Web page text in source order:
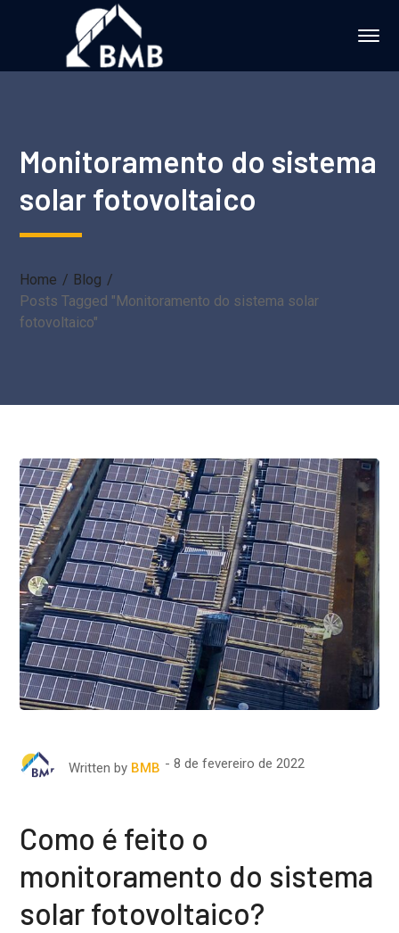
Monitoramento do sistema
solar fotovoltaico
Home
Blog
Posts Tagged "Monitoramento do sistema solar
fotovoltaico"
Written by BMB 8 de fevereiro de 2022
Como é feito o
monitoramento do sistema
solar fotovoltaico?